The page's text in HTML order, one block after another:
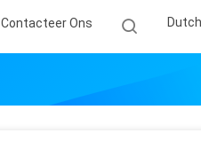
Contacteer Ons Dutch